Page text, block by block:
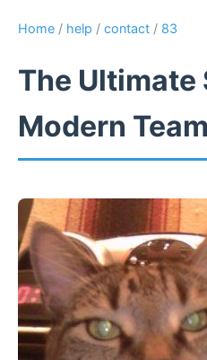
Home / help / contact / 83
The
Modern